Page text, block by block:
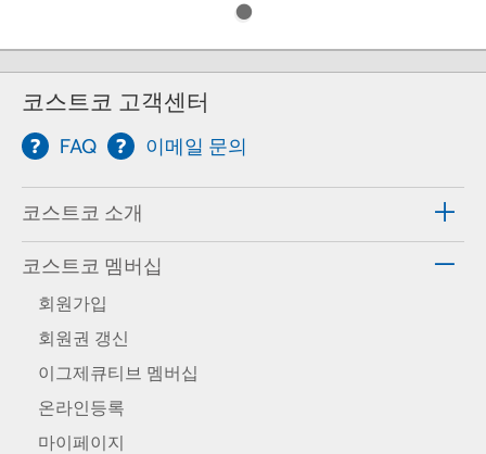
코스트코 고객센터
FAQ 이메일 문의
코스트코 소개
코스트코 멤버십
회원가입
회원권 갱신
이그제큐티브 멤버십
온라인등록
마이페이지